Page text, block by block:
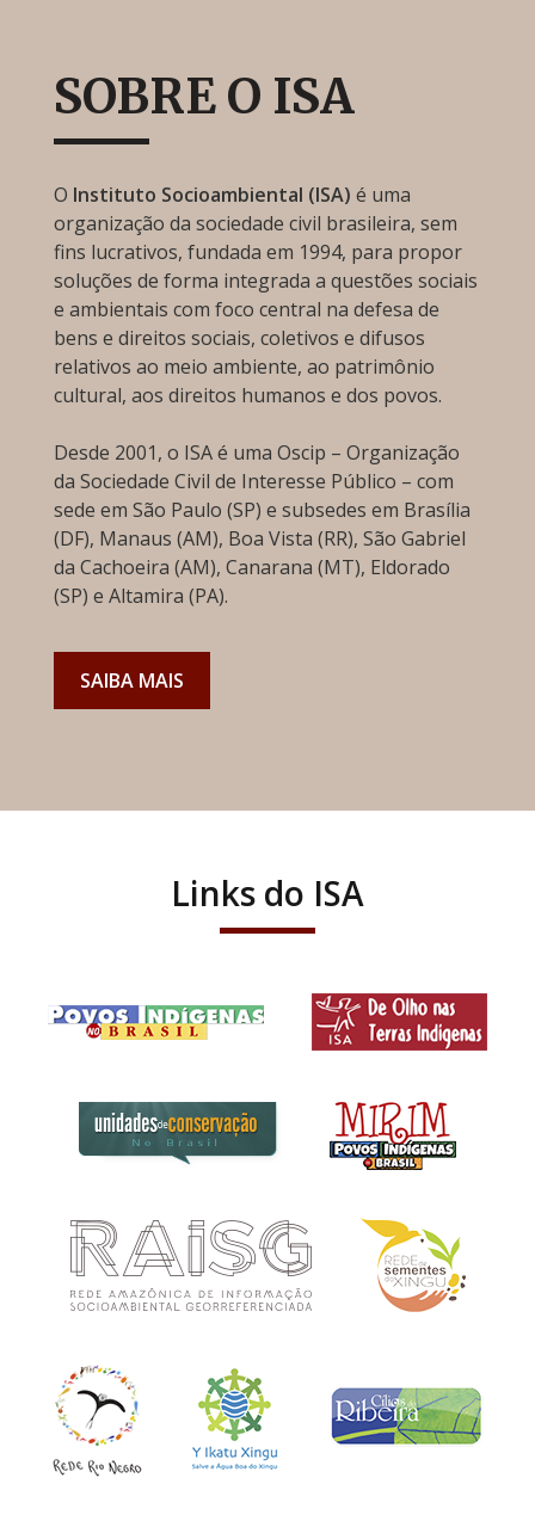
SOBRE O ISA
O Instituto Socioambiental (ISA) é uma
organização da sociedade civil brasileira, sem
fins lucrativos, fundada em 1994, para propor
soluções de forma integrada a questões sociais
e ambientais com foco central na defesa de
bens e direitos sociais, coletivos e difusos
relativos ao meio ambiente, ao patrimônio
cultural, aos direitos humanos e dos povos.
Desde 2001, o ISA é uma Oscip – Organização
da Sociedade Civil de Interesse Público – com
sede em São Paulo (SP) e subsedes em Brasília
(DF), Manaus (AM), Boa Vista (RR), São Gabriel
da Cachoeira (AM), Canarana (MT), Eldorado
(SP) e Altamira (PA).
SAIBA MAIS
Links do ISA